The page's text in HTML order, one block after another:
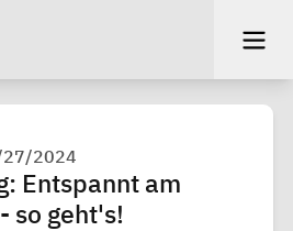
2024
Entspannt am
so geht's!